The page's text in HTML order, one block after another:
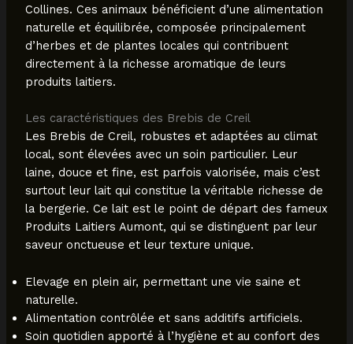
Collines. Ces animaux bénéficient d’une alimentation
naturelle et équilibrée, composée principalement
d’herbes et de plantes locales qui contribuent
directement à la richesse aromatique de leurs
produits laitiers.
Les caractéristiques des Brebis de Creil
Les Brebis de Creil, robustes et adaptées au climat
local, sont élevées avec un soin particulier. Leur
laine, douce et fine, est parfois valorisée, mais c’est
surtout leur lait qui constitue la véritable richesse de
la bergerie. Ce lait est le point de départ des fameux
Produits Laitiers Aumont, qui se distinguent par leur
saveur onctueuse et leur texture unique.
Elevage en plein air, permettant une vie saine et
naturelle.
Alimentation contrôlée et sans additifs artificiels.
Soin quotidien apporté à l’hygiène et au confort des